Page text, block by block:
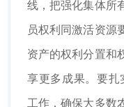
线，把强化集体所
员权利同激活资源
资产的权利分置和
享更多成果。要
工作，确保大多数